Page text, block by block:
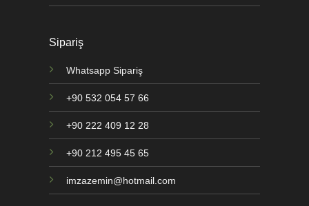
Sipariş
Whatsapp Sipariş
+90 532 054 57 66
+90 222 409 12 28
+90 212 495 45 65
imzazemin@hotmail.com